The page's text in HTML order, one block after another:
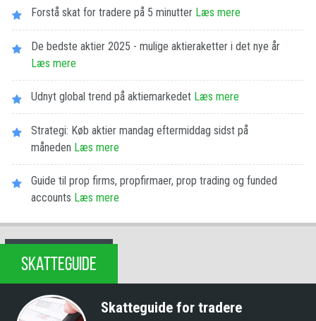
Forstå skat for tradere på 5 minutter Læs mere
De bedste aktier 2025 - mulige aktieraketter i det nye år
Læs mere
Udnyt global trend på aktiemarkedet Læs mere
Strategi: Køb aktier mandag eftermiddag sidst på
måneden Læs mere
Guide til prop firms, propfirmaer, prop trading og funded
accounts Læs mere
SKATTEGUIDE
Skatteguide for tradere